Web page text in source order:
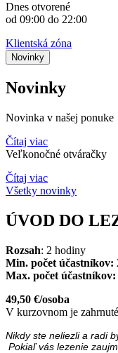
Dnes otvorené
od 09:00 do 22:00
Klientská zóna
Novinky
Novinky
Novinka v našej ponuke
Čítaj viac
Veľkonočné otváračky
Čítaj viac
Všetky novinky
ÚVOD DO
Rozsah: 2 hodiny
Min. počet účastníkov:
Max. počet účastníkov:
49,50 €/osoba
V kurzovnom je
Nikdy ste neliezli a radi
Pokiaľ vás lezenie